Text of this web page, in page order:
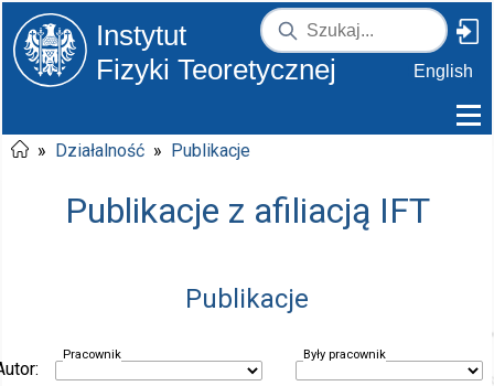
Instytut
Fizyki Teoretycznej
English
» Działalność » Publikacje
Publikacje z afiliacją IFT
Publikacje
Pracownik Były pracownik